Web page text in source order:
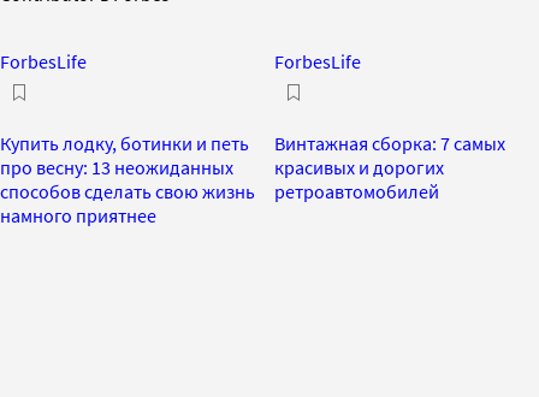
ForbesLife
Купить лодку, ботинки и петь
про весну: 13 неожиданных
способов сделать свою жизнь
намного приятнее
ForbesLife
Винтажная сборка: 7 самых
красивых и дорогих
ретроавтомобилей